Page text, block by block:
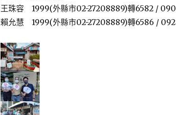
王珠容 1999(外縣市02-27208889)轉6582 /
賴允慧 1999(外縣市02-27208889)轉6586 /